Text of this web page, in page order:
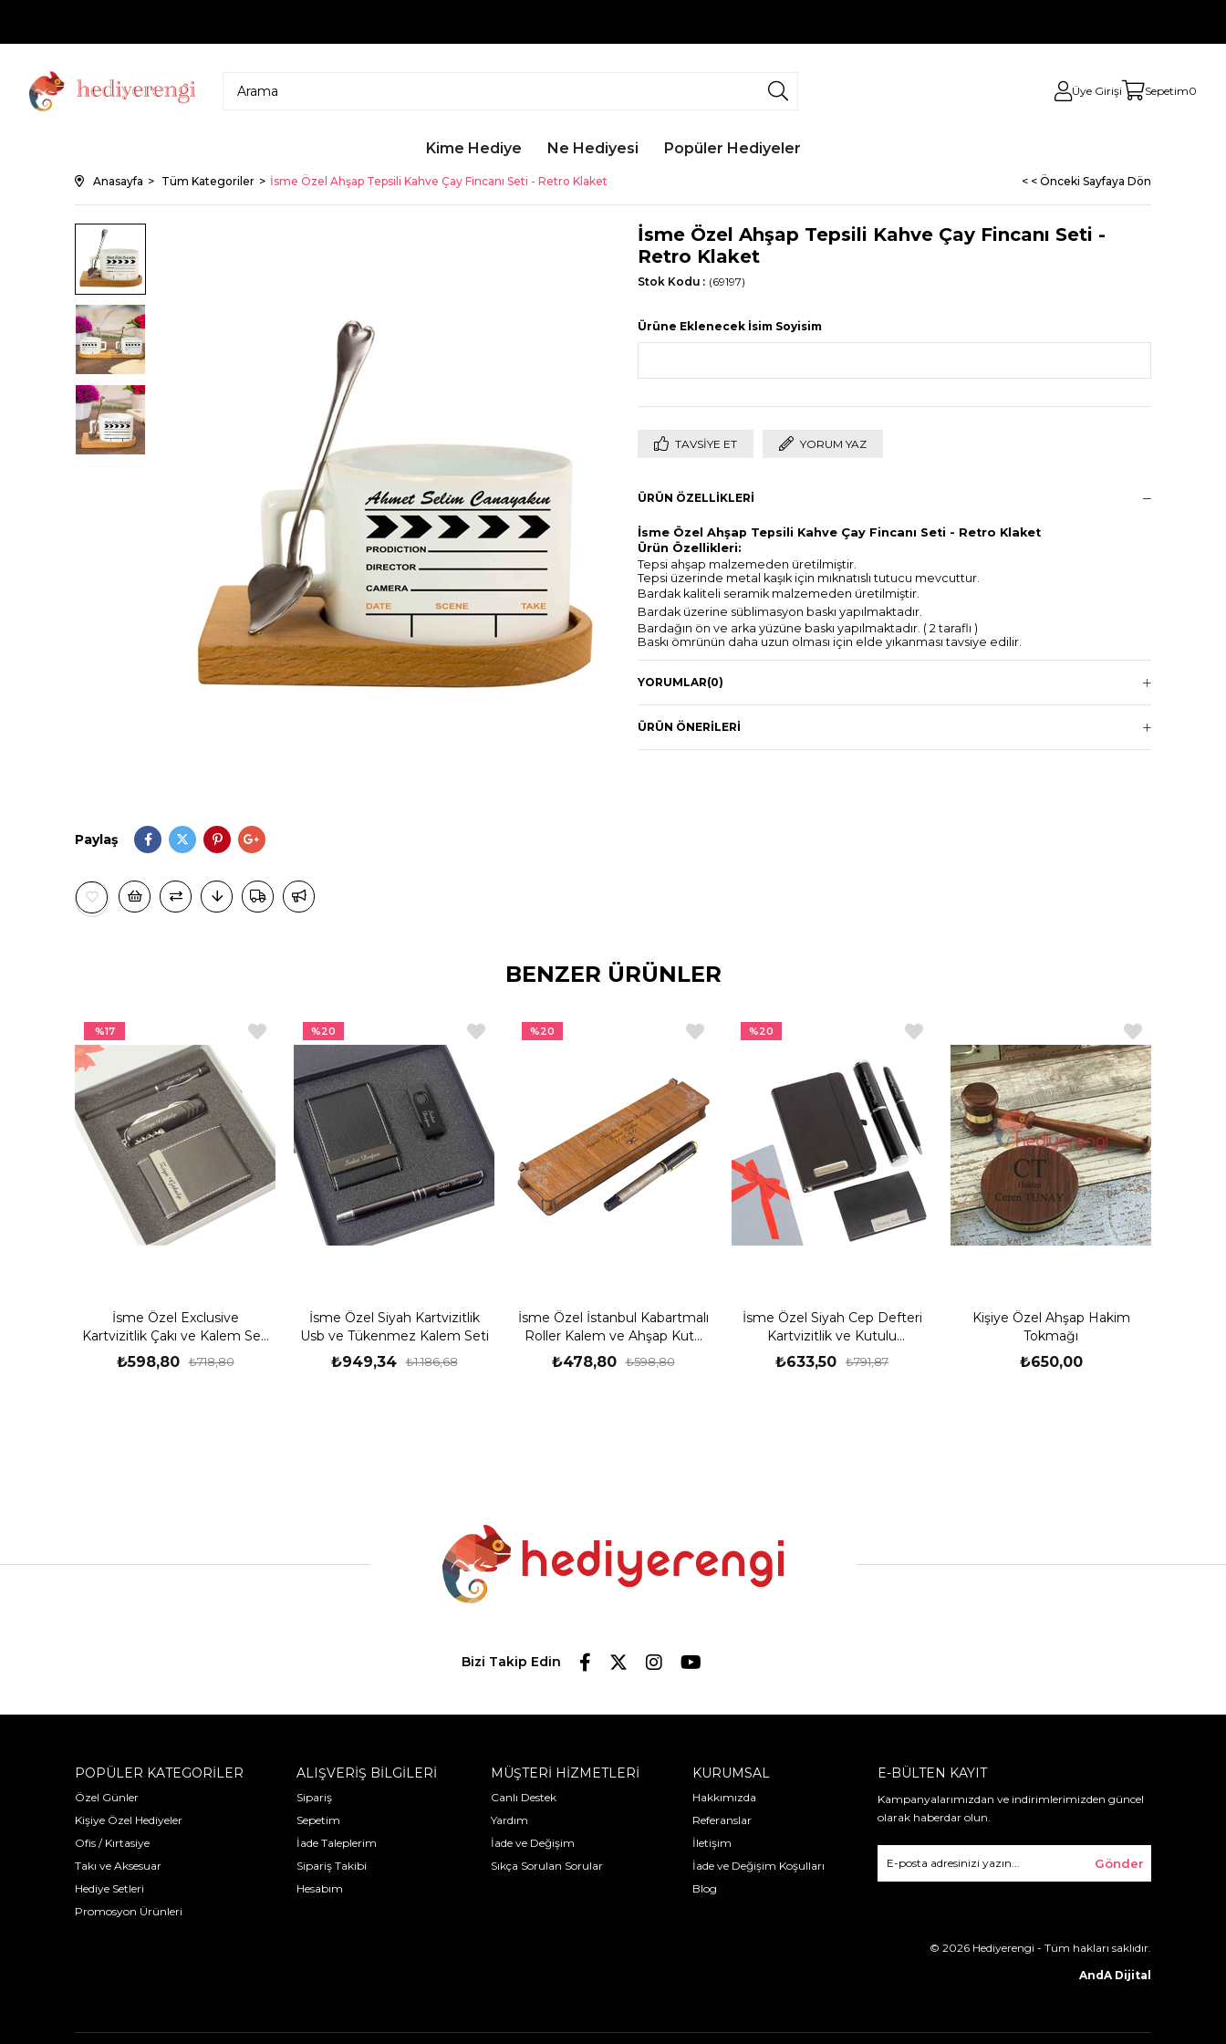
Üye Girişi Sepetim0
Kime Hediye Ne Hediyesi Popüler Hediyeler
Anasayfa Tüm Kategoriler İsme Özel Ahşap Tepsili Kahve Çay Fincanı Seti - Retro Klaket < < Önceki Sayfaya Dön
Paylaş
İsme Özel Ahşap Tepsili Kahve Çay Fincanı Seti -
Retro Klaket
(69197)
Stok Kodu
Ürüne Eklenecek İsim Soyisim
TAVSIYE ET YORUM YAZ
ÜRÜN ÖZELLIKLERI
İsme Özel Ahşap Tepsili Kahve Çay Fincanı Seti - Retro Klaket
Ürün Özellikleri:
Tepsi ahşap malzemeden üretilmiştir.
Tepsi üzerinde metal kaşık için mıknatıslı tutucu mevcuttur.
Bardak kaliteli seramik malzemeden üretilmiştir.
Bardak üzerine süblimasyon baskı yapılmaktadır.
Bardağın ön ve arka yüzüne baskı yapılmaktadır. ( 2 taraflı )
Baskı ömrünün daha uzun olması için elde yıkanması tavsiye edilir.
Bardak Ebatları: 10 cm x 5 cm
1 adet isme özel kupa bardak
1 adet metal kaşık
YORUMLAR(0)
ÜRÜN ÖNERILERI
BENZER ÜRÜNLER
İsme Özel Exclusive
Kartvizitlik Çakı ve Kalem Seti
Siyah
₺598,80 ₺718,80
%17
İsme Özel Siyah Kartvizitlik
Usb ve Tükenmez Kalem Seti
₺949,34 ₺1.186,68
%20
İsme Özel İstanbul Kabartmalı
Roller Kalem ve Ahşap Kutu
Seti
₺478,80 ₺598,80
%20
İsme Özel Siyah Cep Defteri
Kartvizitlik ve Kutulu
Tükenmez Kalem Seti
₺633,50 ₺791,87
%20
Kişiye Özel Ahşap Hakim
Tokmağı
₺650,00
Bizi Takip Edin
POPÜLER KATEGORİLER
Özel Günler
Kişiye Özel Hediyeler
Ofis / Kırtasiye
Takı ve Aksesuar
Hediye Setleri
Promosyon Ürünleri
ALIŞVERİŞ BİLGİLERİ
Sipariş
Sepetim
İade Taleplerim
Sipariş Takibi
Hesabım
MÜŞTERİ HİZMETLERİ
Canlı Destek
Yardım
İade ve Değişim
Sıkça Sorulan Sorular
KURUMSAL
Hakkımızda
Referanslar
İletişim
İade ve Değişim Koşulları
Blog
E-BÜLTEN KAYIT
Kampanyalarımızdan ve indirimlerimizden güncel
olarak haberdar olun.
Gönder
© 2026 Hediyerengi - Tüm hakları saklıdır.
AndA Dijital